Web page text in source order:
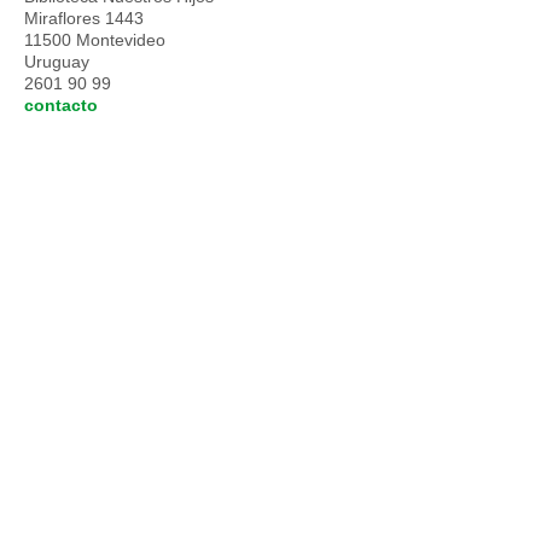
Miraflores 1443
11500 Montevideo
Uruguay
2601 90 99
contacto